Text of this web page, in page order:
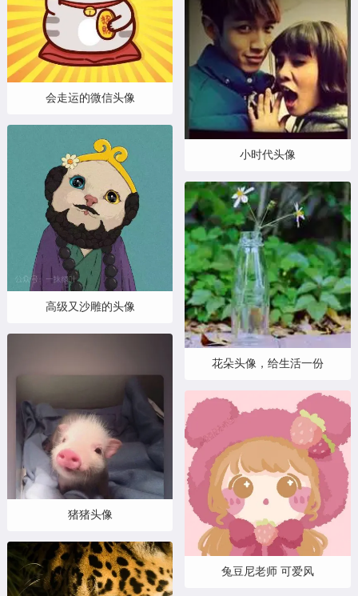
会走运的微信头像
高级又沙雕的头像
猪猪头像
小时代头像
花朵头像，给生活一份
兔豆尼老师 可爱风